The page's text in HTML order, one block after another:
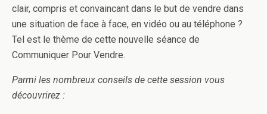
clair, compris et convaincant dans le but de vendre dans
une situation de face à face, en vidéo ou au téléphone ?
Tel est le thème de cette nouvelle séance de
Communiquer Pour Vendre.
Parmi les nombreux conseils de cette session vous
découvrirez :